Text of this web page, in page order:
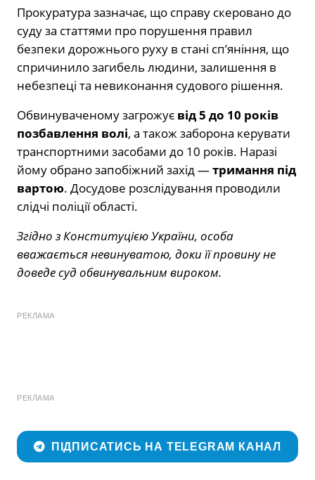
Прокуратура зазначає, що справу скеровано до
суду за статтями про порушення правил
безпеки дорожнього руху в стані сп’яніння, що
спричинило загибель людини, залишення в
небезпеці та невиконання судового рішення.
Обвинуваченому загрожує від 5 до 10 років
позбавлення волі, а також заборона керувати
транспортними засобами до 10 років. Наразі
йому обрано запобіжний захід —тримання під
вартою. Досудове розслідування проводили
слідчі поліції області.
Згідно з Конституцією України, особа
вважається невинуватою, доки її провину не
доведе суд обвинувальним вироком.
РЕКЛАМА
РЕКЛАМА
ПІДПИСАТИСЬ НА TELEGRAM КАНАЛ